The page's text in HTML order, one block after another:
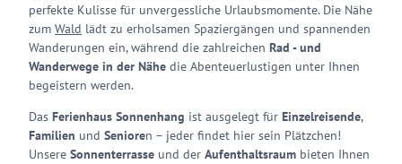
perfekte Kulisse für unvergessliche Urlaubsmomente. Die Nähe
zum Wald lädt zu erholsamen Spaziergängen und spannenden
Wanderungen ein, während die zahlreichen Rad - und
Wanderwege in der Nähe die Abenteuerlustigen unter Ihnen
begeistern werden.
Das Ferienhaus Sonnenhang ist ausgelegt für Einzelreisende,
Familien und Senioren – jeder findet hier sein Plätzchen!
Unsere Sonnenterrasse und der Aufenthaltsraum bieten Ihnen